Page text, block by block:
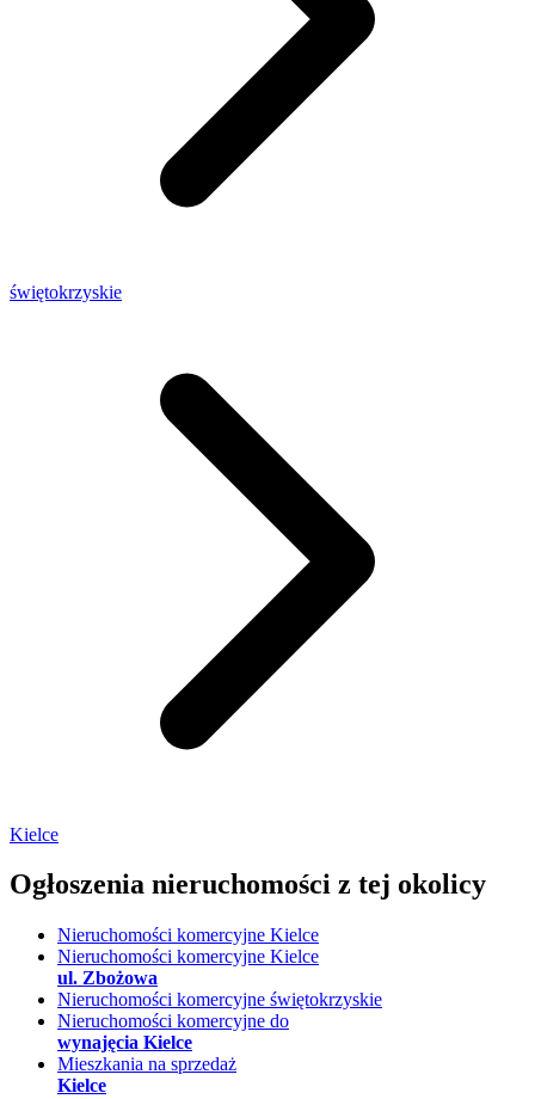
świętokrzyskie
Kielce
Ogłoszenia nieruchomości z tej okolicy
Nieruchomości komercyjne Kielce
Nieruchomości komercyjne Kielce
ul. Zbożowa
Nieruchomości komercyjne świętokrzyskie
Nieruchomości komercyjne do
wynajęcia Kielce
Mieszkania na sprzedaż
Kielce